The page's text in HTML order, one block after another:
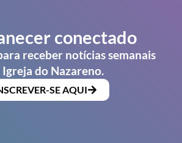
conectado
receber notícias semanais
Igreja do Nazareno.
SE AQUI